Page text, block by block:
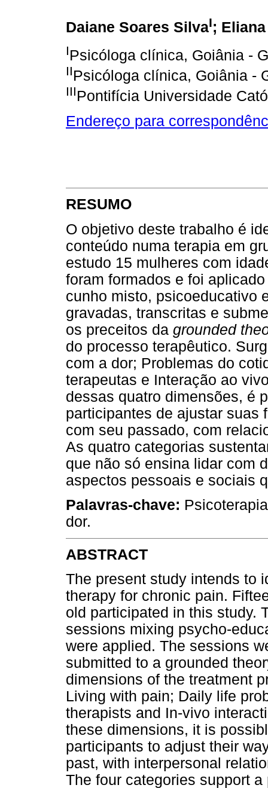
Daiane Soares SilvaI;
IPsicóloga clínica, Goiânia -
IIPsicóloga clínica, Goiânia -
IIIPontifícia Universidade
Endereço para
RESUMO
O objetivo deste trabalho é
conteúdo numa terapia em
estudo 15 mulheres com
foram formados e foi
cunho misto, psicoeducativo
gravadas, transcritas e
os preceitos da grounded
do processo terapêutico.
com a dor; Problemas do
terapeutas e Interação ao
dessas quatro dimensões, é
participantes de ajustar suas
com seu passado, com
As quatro categorias
que não só ensina lidar com
aspectos pessoais e sociais
Palavras-chave:
dor.
ABSTRACT
The present study intends to
therapy for chronic pain.
old participated in this study.
sessions mixing psycho-
were applied. The sessions
submitted to a grounded
dimensions of the treatment
Living with pain; Daily life
therapists and In-vivo
these dimensions, it is
participants to adjust their
past, with interpersonal
The four categories support